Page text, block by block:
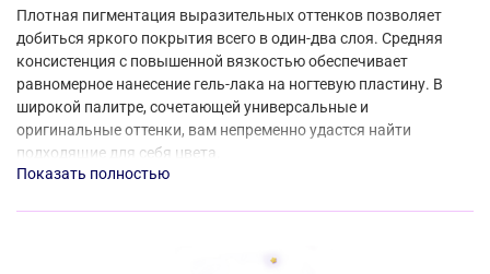
Плотная пигментация выразительных оттенков позволяет
добиться яркого покрытия всего в один-два слоя. Средняя
консистенция с повышенной вязкостью обеспечивает
равномерное нанесение гель-лака на ногтевую пластину. В
широкой палитре, сочетающей универсальные и
оригинальные оттенки, вам непременно удастся найти
подходящие для себя цвета.
Показать полностью